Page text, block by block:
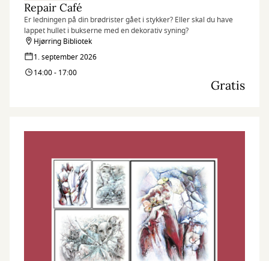
Repair Café
Er ledningen på din brødrister gået i stykker? Eller skal du have
lappet hullet i bukserne med en dekorativ syning?
Hjørring Bibliotek
1. september 2026
14:00 - 17:00
Gratis